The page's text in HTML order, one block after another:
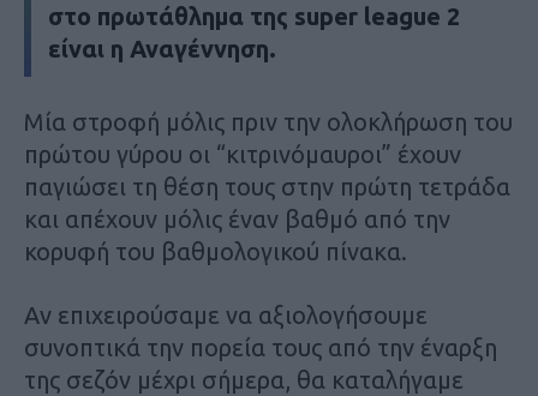
στο πρωτάθλημα της super league 2
είναι η Αναγέννηση.
Μία στροφή μόλις πριν την ολοκλήρωση του
πρώτου γύρου οι “κιτρινόμαυροι” έχουν
παγιώσει τη θέση τους στην πρώτη τετράδα
και απέχουν μόλις έναν βαθμό από την
κορυφή του βαθμολογικού πίνακα.
Αν επιχειρούσαμε να αξιολογήσουμε
συνοπτικά την πορεία τους από την έναρξη
της σεζόν μέχρι σήμερα, θα καταλήγαμε